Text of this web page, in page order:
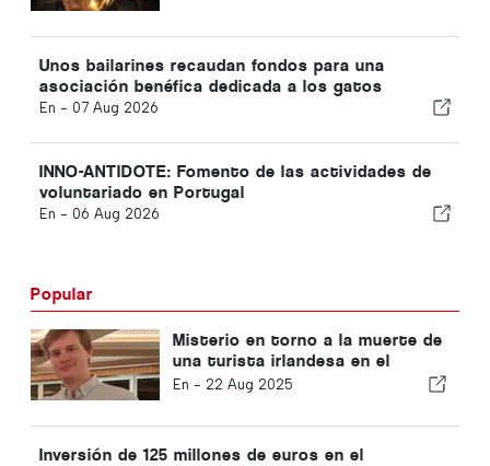
Unos bailarines recaudan fondos para una
asociación benéfica dedicada a los gatos
En - 07 Aug 2026
INNO-ANTIDOTE: Fomento de las actividades de
voluntariado en Portugal
En - 06 Aug 2026
Popular
Misterio en torno a la muerte de
una turista irlandesa en el
Algarve
En - 22 Aug 2025
Inversión de 125 millones de euros en el